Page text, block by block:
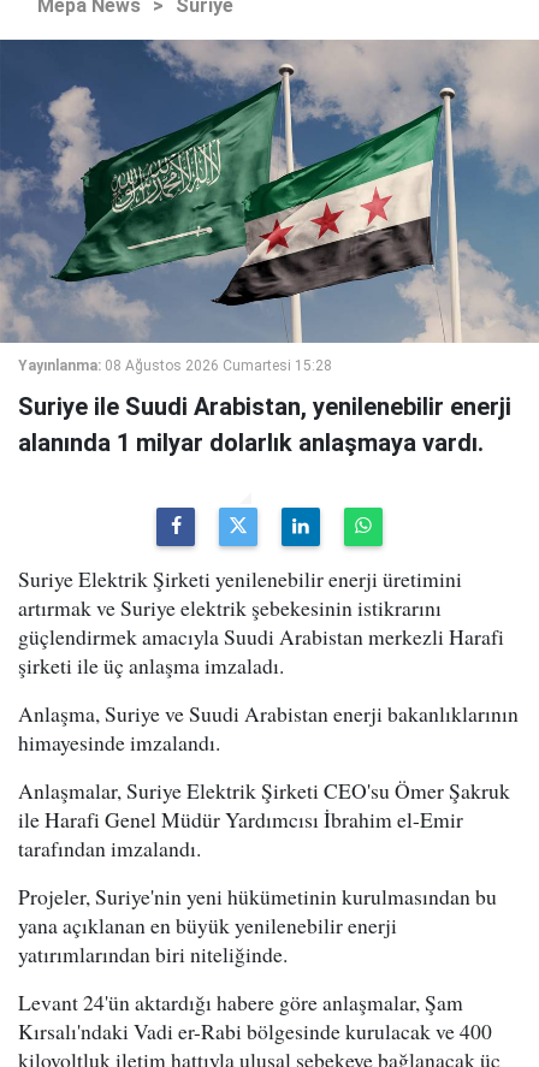
Mepa News > Suriye
Yayınlanma: 08 Ağustos 2026 Cumartesi 15:28
Suriye ile Suudi Arabistan, yenilenebilir enerji
alanında 1 milyar dolarlık anlaşmaya vardı.
Suriye Elektrik Şirketi yenilenebilir enerji üretimini
artırmak ve Suriye elektrik şebekesinin istikrarını
güçlendirmek amacıyla Suudi Arabistan merkezli Harafi
şirketi ile üç anlaşma imzaladı.
Anlaşma, Suriye ve Suudi Arabistan enerji bakanlıklarının
himayesinde imzalandı.
Anlaşmalar, Suriye Elektrik Şirketi CEO'su Ömer Şakruk
ile Harafi Genel Müdür Yardımcısı İbrahim el-Emir
tarafından imzalandı.
Projeler, Suriye'nin yeni hükümetinin kurulmasından bu
yana açıklanan en büyük yenilenebilir enerji
yatırımlarından biri niteliğinde.
Levant 24'ün aktardığı habere göre anlaşmalar, Şam
Kırsalı'ndaki Vadi er-Rabi bölgesinde kurulacak ve 400
kilovoltluk iletim hattıyla ulusal şebekeye bağlanacak üç